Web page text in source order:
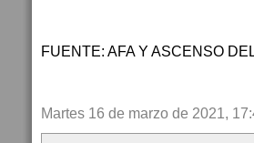
FUENTE: AFA Y ASCENSO
Martes 16 de marzo de 2021,